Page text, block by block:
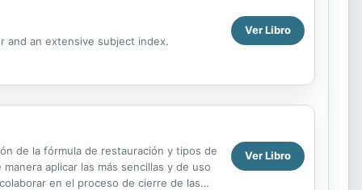
and an extensive subject index.
Ver Libro
de la fórmula de restauración y tipos de
aplicar las más sencillas y de uso
en el proceso de cierre de las
Ver Libro